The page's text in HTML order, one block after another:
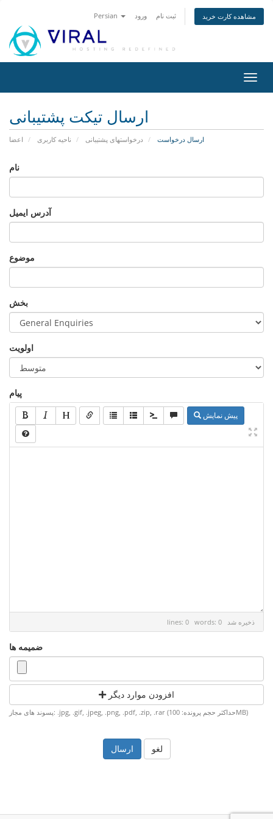
Persian ورود ثبت نام مشاهده کارت خرید
تغییر
ارسال تیکت پشتیبانی
اعضا ناحیه کاربری درخواستهای پشتیبانی ارسال درخواست
نام
آدرس ایمیل
موضوع
بخش
اولویت
پیام
پیش نمایش
lines: 0 words: 0 ذخیره شد
ضمیمه ها
افزودن موارد دیگر
پسوند های مجاز: .jpg, .gif, .jpeg, .png, .pdf, .zip, .rar (حداکثر حجم پرونده: 100MB)
لغو